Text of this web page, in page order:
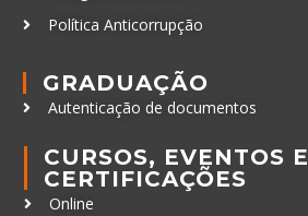
Política Anticorrupção
GRADUAÇÃO
Autenticação de documentos
CURSOS, EVENTOS E
CERTIFICAÇÕES
Online